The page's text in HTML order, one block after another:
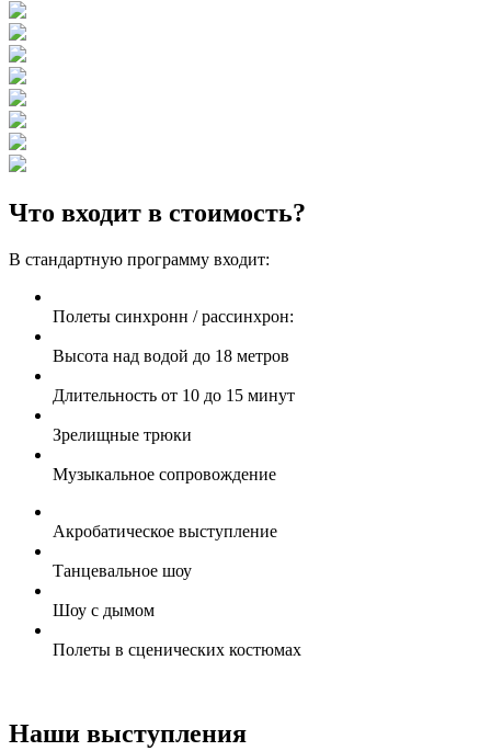
Что входит в стоимость?
В стандартную программу входит:
Полеты синхронн / рассинхрон:
Высота над водой до 18 метров
Длительность от 10 до 15 минут
Зрелищные трюки
Музыкальное сопровождение
Акробатическое выступление
Танцевальное шоу
Шоу с дымом
Полеты в сценических костюмах
Наши выступления